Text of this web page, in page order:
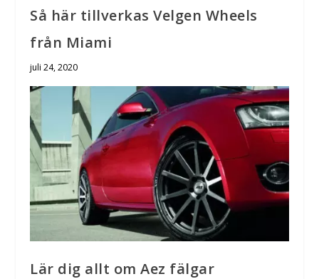
Så här tillverkas Velgen Wheels
från Miami
juli 24, 2020
Lär dig allt om Aez fälgar